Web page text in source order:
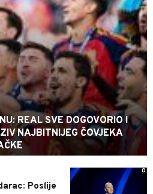
REAL SVE DOGOVORIO I
NAJBITNIJEG ČOVJEKA
0
Poslije